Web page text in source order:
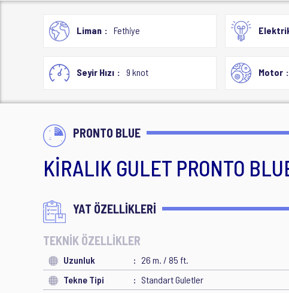
Liman Fethiye
Seyir Hızı 9 knot Motor
PRONTO BLUE
KİRALIK GULET PRONTO
YAT ÖZELLİKLERİ
TEKNİK ÖZELLİKLER
Uzunluk 26 m. / 85 ft.
Tekne Tipi
Standart Guletler